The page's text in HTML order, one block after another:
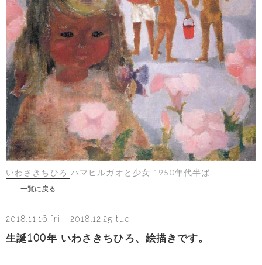
いわさきちひろ ハマヒルガオと少女 1950年代半ば
一覧に戻る
2018.11.16 fri -2018.12.25 tue
生誕100年 いわさきちひろ、絵描きです。